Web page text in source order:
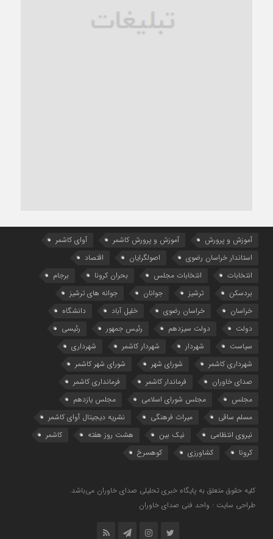
آموزش و پرورش آموزش و پرورش کاشمر
آوای کاشمر
استاندار خراسان رضوی
اصولگرایان
اقتصاد
انتخابات
انتخابات مجلس بحران کرونا
برجام
بردسکن
ترشیز جوانان
جوانه های ترشیز
خراسان
خراسان رضوی خلیل آباد
دانشگاه
دولت
دولت سیزدهم رئیس جمهور
رئیسی
سیاست
شهردار شهردار کاشمر
شهرداری
شهرداری کاشمر
شورای شهر
شورای شهر کاشمر
صدای خاوران
فرماندار کاشمر
فرمانداری کاشمر
مجلس
مجلس شورای اسلامی
مجلس یازدهم
مسلم ساقی
میراث فرهنگی
نشریه دیجیتال آوای کاشمر
نیروی انتظامی
نیک بین هشت روز هفته
کاشمر
کرونا
کشاورزی کوهسرخ
کلیه حقوق متعلق به پایگاه خبری تحلیلی صدای خاوران می‌باشد.
طراحی سایت : واحد فنی صدای خاوران